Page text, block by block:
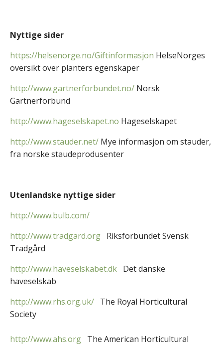
Nyttige sider
https://helsenorge.no/Giftinformasjon HelseNorges
oversikt over planters egenskaper
http://www.gartnerforbundet.no/ Norsk
Gartnerforbund
http://www.hageselskapet.no Hageselskapet
http://www.stauder.net/ Mye informasjon om stauder,
fra norske staudeprodusenter
Utenlandske nyttige sider
http://www.bulb.com/
http://www.tradgard.org Riksforbundet Svensk
Tradgård
http://www.haveselskabet.dk Det danske
haveselskab
http://www.rhs.org.uk/ The Royal Horticultural
Society
http://www.ahs.org The American Horticultural